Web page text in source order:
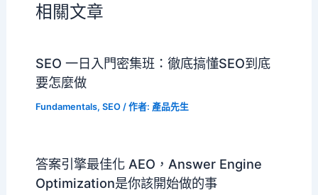
相關文章
SEO 一日入門密集班：徹底搞懂SEO到底
要怎麼做
Fundamentals, SEO/ 作者: 產品先生
答案引擎最佳化 AEO，Answer Engine
Optimization是你該開始做的事